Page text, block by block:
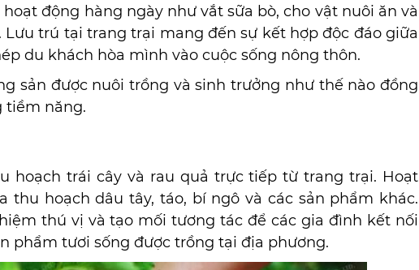
động hàng ngày như vắt sữa bò, cho vật nuôi ăn và
Lưu trú tại trang trại mang đến sự kết hợp độc đáo giữa
du khách hòa mình vào cuộc sống nông thôn.
sản được nuôi trồng và sinh trưởng như thế nào đồng
tiềm năng.
hoạch trái cây và rau quả trực tiếp từ trang trại. Hoạt
hoạch dâu tây, táo, bí ngô và các sản phẩm khác.
thú vị và tạo mối tương tác để các gia đình kết nối
phẩm tươi sống được trồng tại địa phương.